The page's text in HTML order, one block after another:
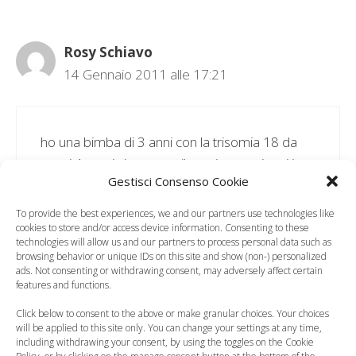
Gestisci Consenso Cookie
To provide the best experiences, we and our partners use technologies like
cookies to store and/or access device information. Consenting to these
technologies will allow us and our partners to process personal data such as
browsing behavior or unique IDs on this site and show (non-) personalized
ads. Not consenting or withdrawing consent, may adversely affect certain
features and functions.
Click below to consent to the above or make granular choices. Your choices
will be applied to this site only. You can change your settings at any time,
including withdrawing your consent, by using the toggles on the Cookie
Rosy Schiavo
14 Gennaio 2011 alle 17:21
ho una bimba di 3 anni con la trisomia 18 da
quasi 4 mesi si provoca il vomito quasi tutti i
giorni può essere la sindrome che porta a far
succedere tutto ciò
Rispondi
Pingback:Bambini in automobile, rimedi contro la